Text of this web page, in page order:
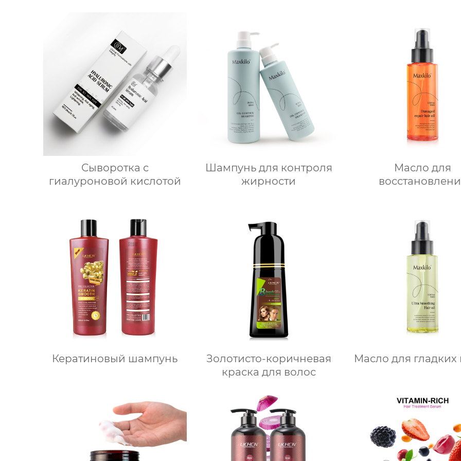
Сыворотка с
гиалуроновой кислотой
Шампунь для контроля
жирности
Масло для
Кератиновый шампунь
Золотисто-коричневая
краска для волос
Масло для гладких